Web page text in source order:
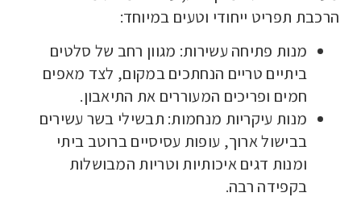
הרכבת תפריט ייחודי וטעים במיוחד:
מנות פתיחה עשירות: מגוון רחב של סלטים
ביתיים טריים הנחתכים במקום, לצד מאפים
חמים ופריכים המעוררים את התיאבון.
מנות עיקריות מנחמות: תבשילי בשר עשירים
בבישול ארוך, עופות עסיסיים ברוטב ביתי
ומנות דגים איכותיות וטריות המבושלות
בקפידה רבה.